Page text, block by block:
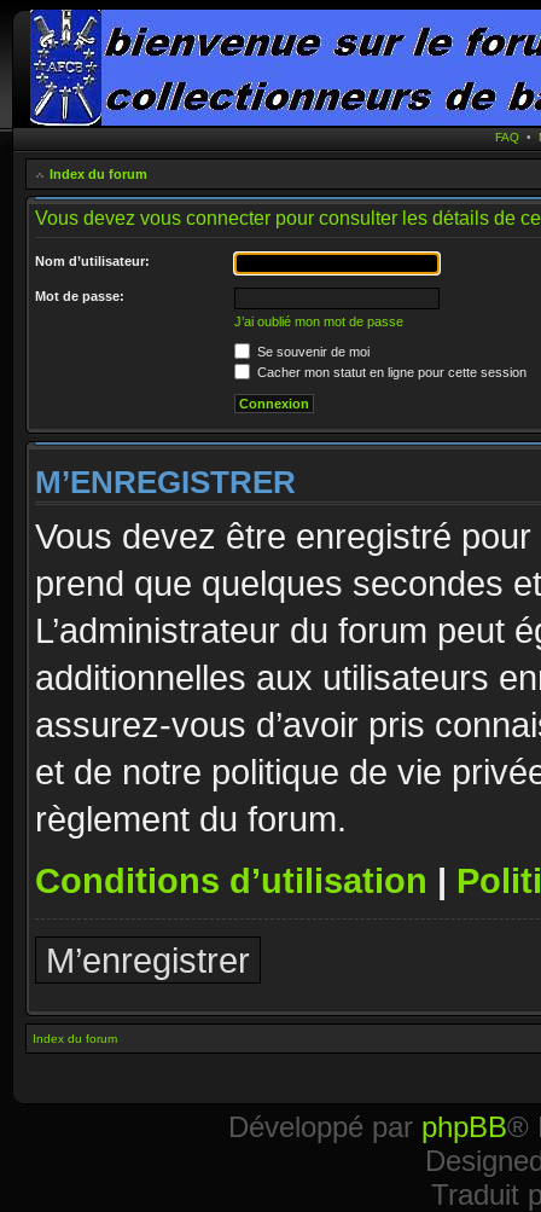
FAQ •
Index du forum
Vous devez vous connecter pour consulter les détails de
Nom d’utilisateur:
Mot de passe:
J’ai oublié mon mot de passe
Se souvenir de moi
Cacher mon statut en ligne pour cette session
M’ENREGISTRER
Vous devez être enregistré
prend que quelques secondes
L’administrateur du forum peut
additionnelles aux utilisateurs
assurez-vous d’avoir pris
et de notre politique de vie
règlement du forum.
Conditions d’utilisation |
M’enregistrer
Index du forum
Développé par phpBB®
Traduit